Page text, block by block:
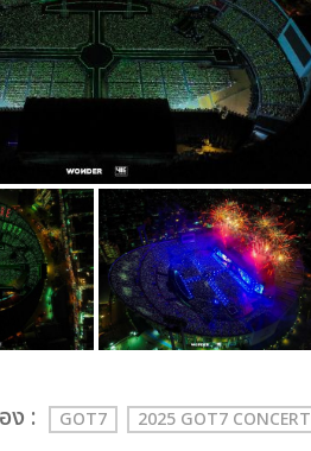
ง : GOT7 2025 GOT7 CONCERT